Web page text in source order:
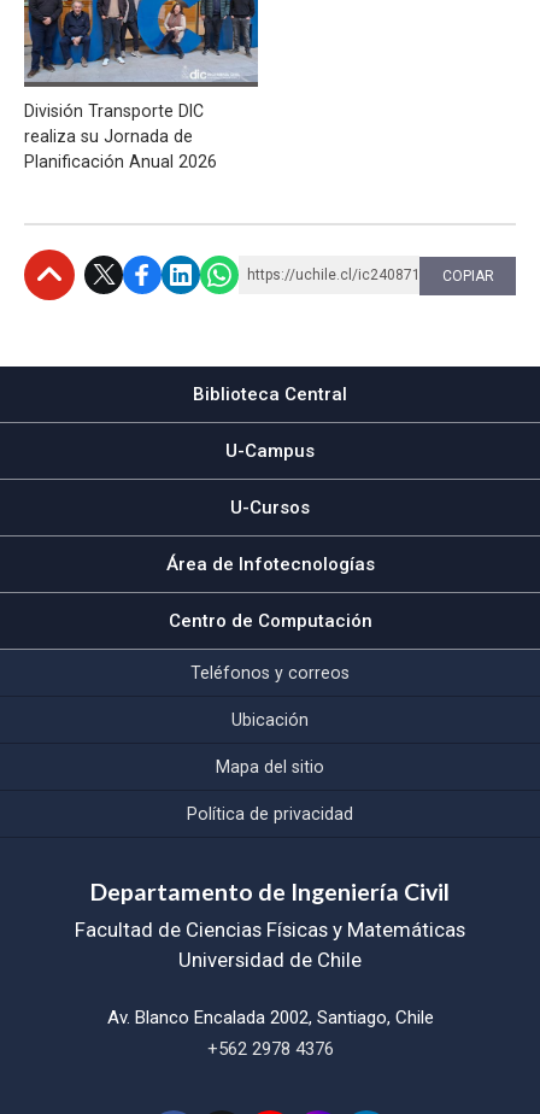
División Transporte DIC
realiza su Jornada de
Planificación Anual 2026
https://uchile.cl/ic240871 COPIAR
Biblioteca Central
U-Campus
U-Cursos
Área de Infotecnologías
Centro de Computación
Teléfonos y correos
Ubicación
Mapa del sitio
Política de privacidad
Departamento de Ingeniería Civil
Facultad de Ciencias Físicas y Matemáticas
Universidad de Chile
Av. Blanco Encalada 2002, Santiago, Chile
+562 2978 4376